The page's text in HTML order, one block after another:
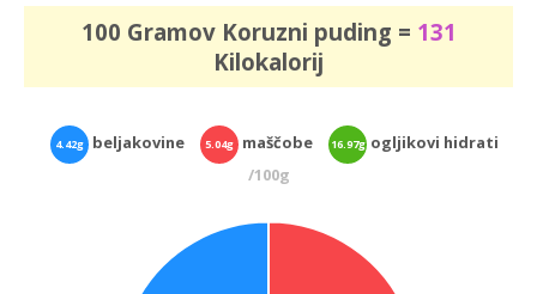
100 Gramov Koruzni puding = 131
Kilokalorij
4.42g beljakovine 5.04g maščobe 16.97g ogljikovi hidrati
/100g